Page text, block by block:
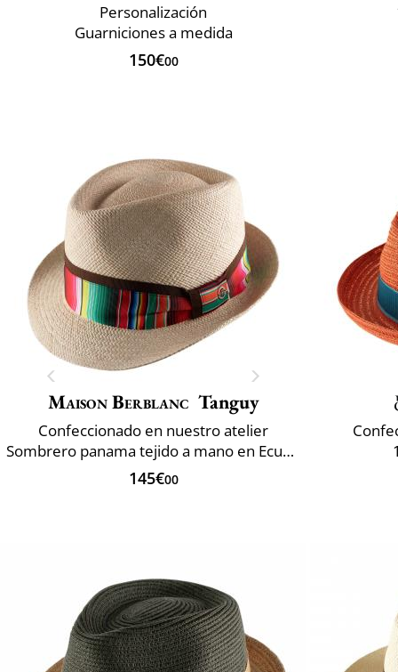
Personalización
Guarniciones a medida
150€00
Maison Berblanc Tanguy
Confeccionado en nuestro atelier
Sombrero panama tejido a mano en Ecuador
145€00